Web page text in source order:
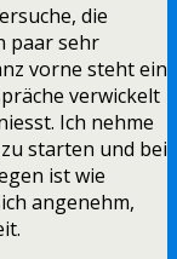
die
paar sehr
vorne steht ein
verwickelt
Ich nehme
starten und bei
ist wie
angenehm,